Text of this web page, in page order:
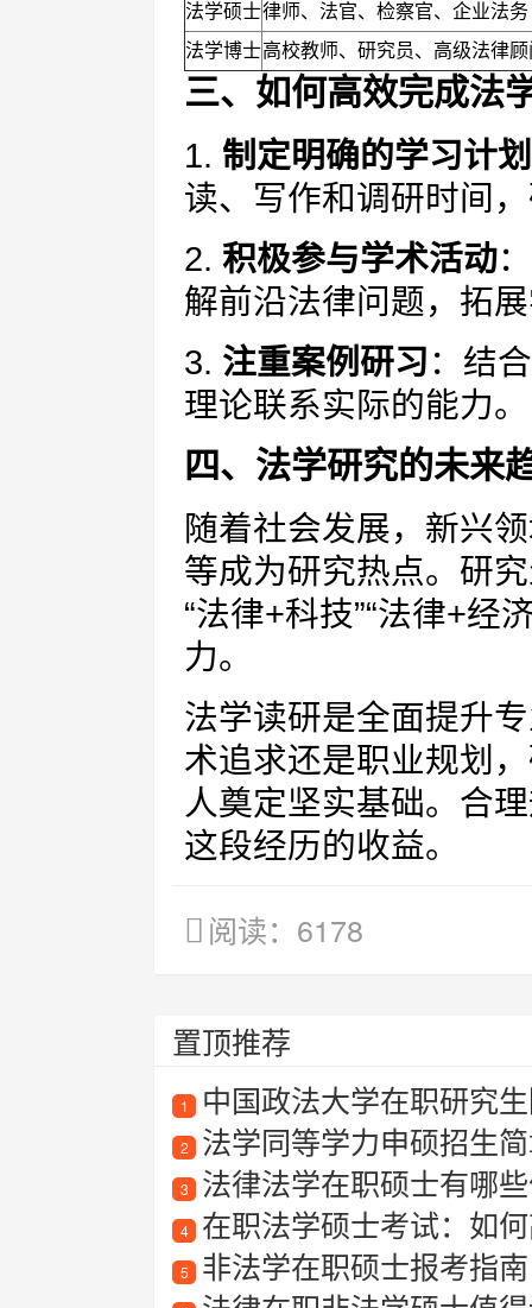
法学硕士律师、法官、检察官、企业法务
法学博士高校教师、研究员、高级法律顾
三、如何高效完成法
1. 制定明确的学习计划
读、写作和调研时间
2. 积极参与学术活动
解前沿法律问题，拓
3. 注重案例研习 ：结
理论联系实际的能力。
四、法学研究的未来
随着社会发展，新兴
等成为研究热点。研
“法律+科技”“法律+经
力。
法学读研是全面提升
术追求还是职业规划
人奠定坚实基础。合
这段经历的收益。
阅读：6178
置顶推荐
1 中国政法大学在职研究
2 法学同等学力申硕招生
3 法律法学在职硕士有哪
4 在职法学硕士考试：如
5 非法学在职硕士报考指